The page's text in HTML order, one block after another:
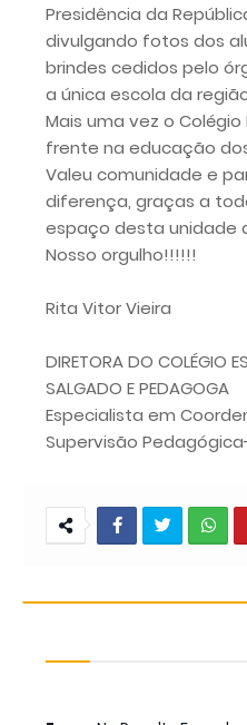
Presidência da
divulgando fotos dos
brindes cedidos pelo
a única escola da
Mais uma vez o
frente na educação
Valeu comunidade e
diferença, graças a
espaço desta unidade
Nosso orgulho!!!!!!
Rita Vitor Vieira
DIRETORA DO COLÉGIO
SALGADO E PEDAGOGA
Especialista em
Supervisão